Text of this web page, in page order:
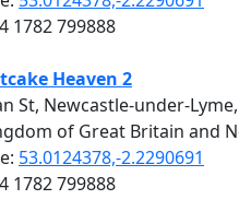
1782 799888
Heaven 2
St, Newcastle-under-
of Great Britain and
53.0124378,-2.2290691
1782 799888